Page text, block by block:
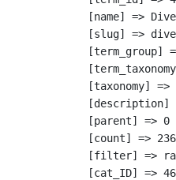
[name] =>
[slug] =>
[term_group]
[taxonomy] =>
[description]
            [parent] => 0
            [count] => 236
[filter] =>
            [cat_ID] => 46